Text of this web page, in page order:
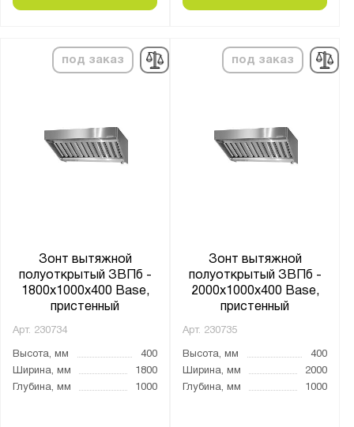
под заказ
Зонт вытяжной
полуоткрытый ЗВПб -
1800x1000x400 Base,
пристенный
Арт. 230734
Высота, мм
400
Ширина, мм
1800
Глубина, мм
1000
под заказ
Зонт вытяжной
полуоткрытый ЗВПб -
2000x1000x400 Base,
пристенный
Арт. 230735
Высота, мм
400
Ширина, мм
2000
Глубина, мм
1000